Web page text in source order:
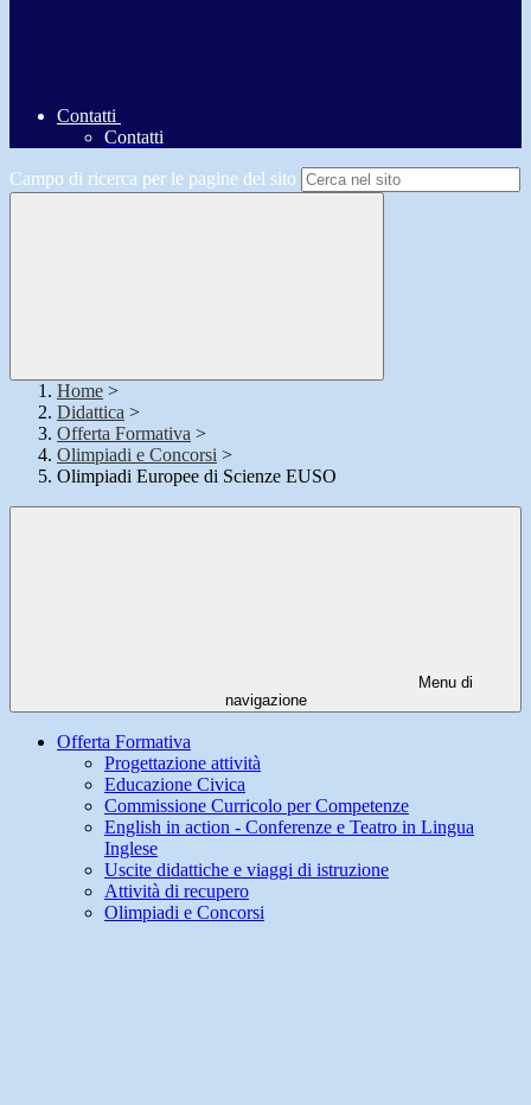
Contatti
Contatti
Campo di ricerca per le pagine del sito
Home >
Didattica >
Offerta Formativa >
Olimpiadi e Concorsi >
Olimpiadi Europee di Scienze EUSO
Menu di
navigazione
Offerta Formativa
Progettazione attività
Educazione Civica
Commissione Curricolo per Competenze
English in action - Conferenze e Teatro in Lingua
Inglese
Uscite didattiche e viaggi di istruzione
Attività di recupero
Olimpiadi e Concorsi